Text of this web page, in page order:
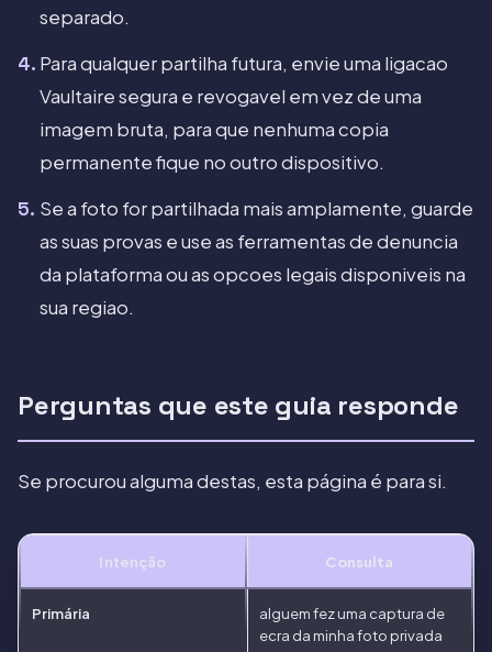
separado.
Para qualquer partilha futura, envie uma ligacao
Vaultaire segura e revogavel em vez de uma
imagem bruta, para que nenhuma copia
permanente fique no outro dispositivo.
Se a foto for partilhada mais amplamente, guarde
as suas provas e use as ferramentas de denuncia
da plataforma ou as opcoes legais disponiveis na
sua regiao.
Perguntas que este guia responde
Se procurou alguma destas, esta página é para si.
Intenção Consulta
Primária
alguem fez uma captura de
ecra da minha foto privada